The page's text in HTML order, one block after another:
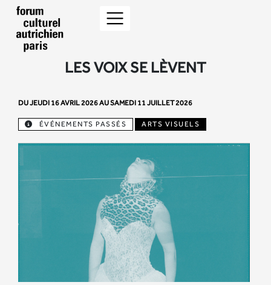
LES VOIX SE LÈVENT
DU JEUDI 16 AVRIL 2026 AU SAMEDI 11 JUILLET 2026
ÉVÉNEMENTS PASSÉS ARTS VISUELS